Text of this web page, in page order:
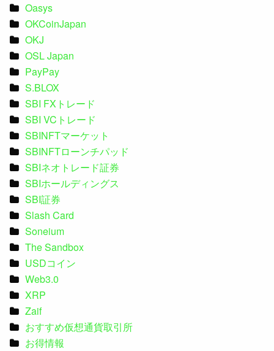
Oasys
OKCoinJapan
OKJ
OSL Japan
PayPay
S.BLOX
SBI FXトレード
SBI VCトレード
SBINFTマーケット
SBINFTローンチパッド
SBIネオトレード証券
SBIホールディングス
SBI証券
Slash Card
Soneium
The Sandbox
USDコイン
Web3.0
XRP
Zaif
おすすめ仮想通貨取引所
お得情報